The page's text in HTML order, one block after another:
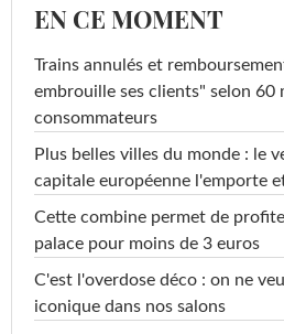
EN CE MOMENT
Trains annulés et
embrouille ses clients" selon 60
consommateurs
Plus belles villes du monde : le
capitale européenne l'emporte
Cette combine permet de
palace pour moins de 3 euros
C'est l'overdose déco : on ne
iconique dans nos salons